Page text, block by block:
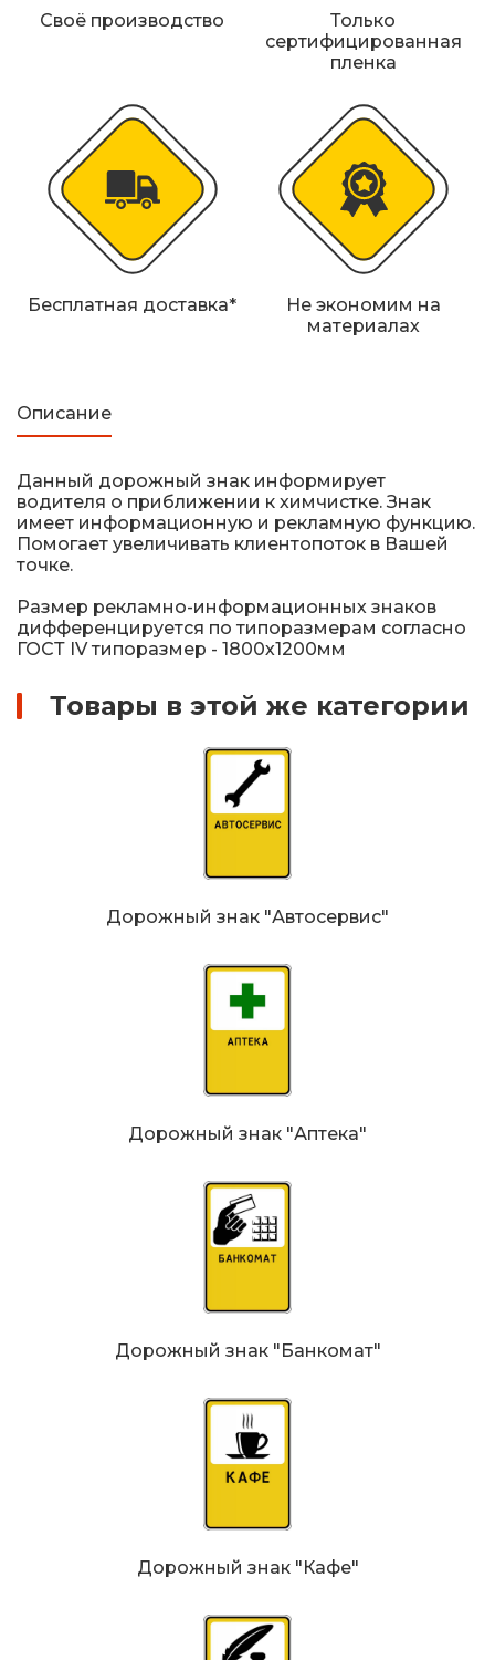
Железнодорожные путевые знаки
Своё производство
Только
сертифицированная
пленка
Бесплатная доставка*
Не экономим на
материалах
Описание
Данный дорожный знак информирует
водителя о приближении к химчистке. Знак
имеет информационную и рекламную функцию.
Помогает увеличивать клиентопоток в Вашей
точке.
Размер рекламно-информационных знаков
дифференцируется по типоразмерам согласно
ГОСТ IV типоразмер - 1800х1200мм
Товары в этой же категории
Дорожный знак "Автосервис"
Дорожный знак "Аптека"
Дорожный знак "Банкомат"
Дорожный знак "Кафе"